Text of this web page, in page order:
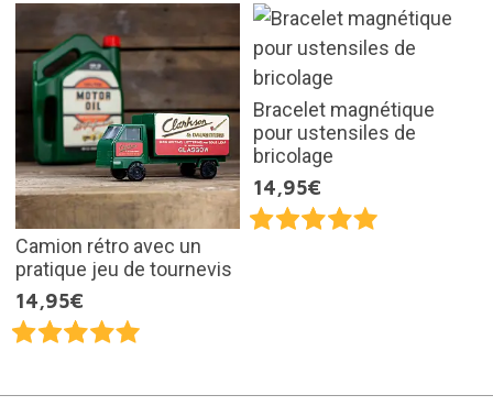
Camion rétro avec un
pratique jeu de tournevis
14,95€
Bracelet magnétique
pour ustensiles de
bricolage
14,95€